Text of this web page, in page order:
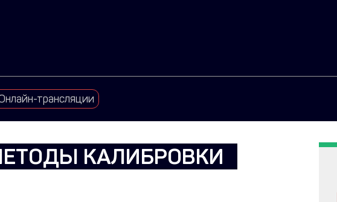
трансляции
КАЛИБРОВКИ